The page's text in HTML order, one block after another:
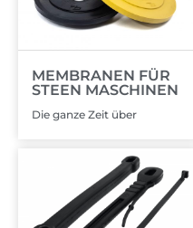
MEMBRANEN FÜR
STEEN MASCHINEN
Die ganze Zeit über